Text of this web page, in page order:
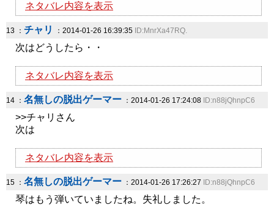
ネタバレ内容を表示
13 ： チャリ ：2014-01-26 16:39:35 ID:MnrXa47RQ.
次はどうしたら・・
ネタバレ内容を表示
14 ： 名無しの脱出ゲーマー ：2014-01-26 17:24:08 ID:n88jQhnpC6
>>チャリさん
次は
ネタバレ内容を表示
15 ： 名無しの脱出ゲーマー ：2014-01-26 17:26:27 ID:n88jQhnpC6
琴はもう弾いていましたね。失礼しました。